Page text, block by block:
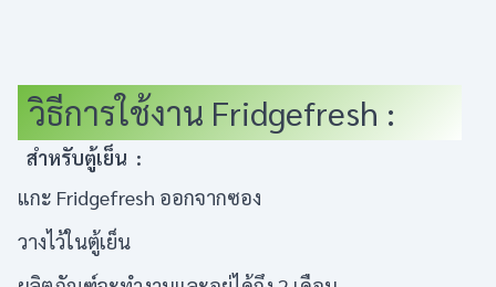
วิธีการใช้งาน Fridgefresh :
สำหรับตู้เย็น :
แกะ Fridgefresh ออกจากซอง
วางไว้ในตู้เย็น